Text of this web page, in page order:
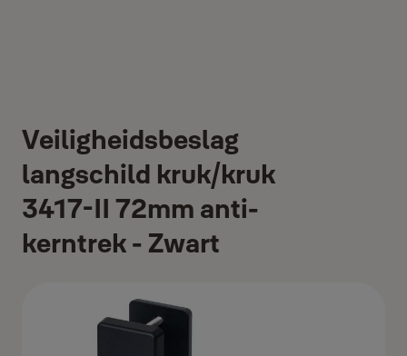
Veiligheidsbeslag
langschild kruk/kruk
3417-II 72mm anti-
kerntrek - Zwart